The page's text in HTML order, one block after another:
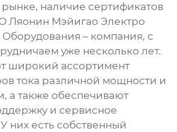
наличие сертификатов
Ляонин Мэйигао Электро
– компания, с
уже несколько лет.
широкий ассортимент
тока различной мощности и
а также обеспечивают
и сервисное
них есть собственный